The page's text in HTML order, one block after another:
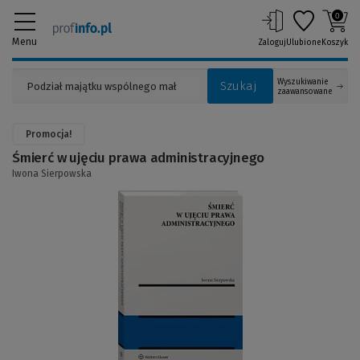
Menu
Szukaj
Wyszukiwanie
zaawansowane
ZalogujUlubione
0
Koszyk
Promocja!
Śmierć w ujęciu prawa administracyjnego
Iwona Sierpowska